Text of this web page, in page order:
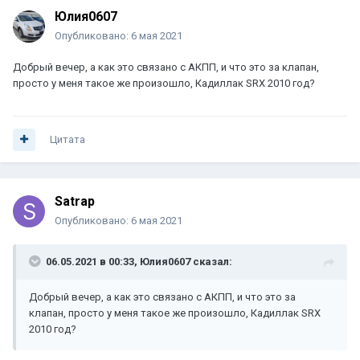
Юлия0607
Опубликовано: 6 мая 2021
Добрый вечер, а как это связано с АКПП, и что это за клапан,
просто у меня такое же произошло, Кадиллак SRX 2010 год?
Цитата
Satrap
Опубликовано: 6 мая 2021
06.05.2021 в 00:33, Юлия0607сказал:
Добрый вечер, а как это связано с АКПП, и что это за
клапан, просто у меня такое же произошло, Кадиллак SRX
2010 год?